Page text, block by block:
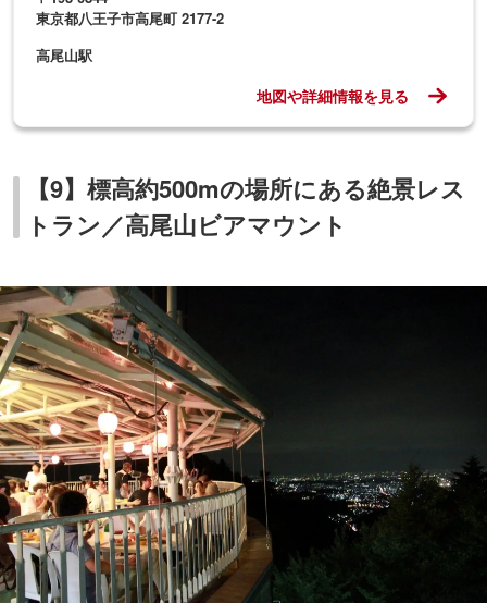
ケーブルカー・高尾山駅から目と鼻の先にある「
アマウント」。標高約500mの高さから東京都心や横浜方面
の大パノラマを満喫できる展望レストランです。
屋上はテラス席になっていて、景色を眺めながら食事を楽
しめるのでデートでの利用にオススメです。
また、例年春から秋にかけては名物料理やビールなどのド
リンクが食べ飲み放題できる「夏のビアガーデン」を開